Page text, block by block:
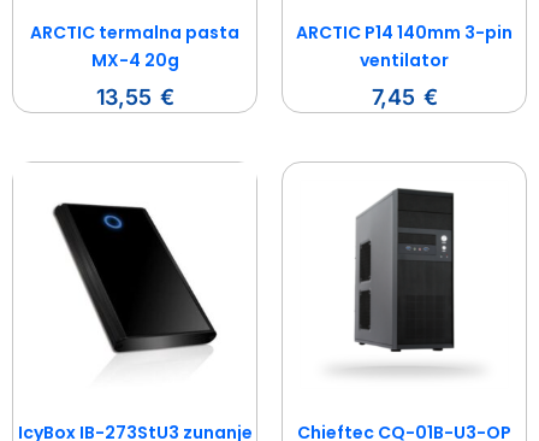
ARCTIC termalna pasta
MX-4 20g
13,55 €
ARCTIC P14 140mm 3-pin
ventilator
7,45 €
IcyBox IB-273StU3 zunanje
Chieftec CQ-01B-U3-OP